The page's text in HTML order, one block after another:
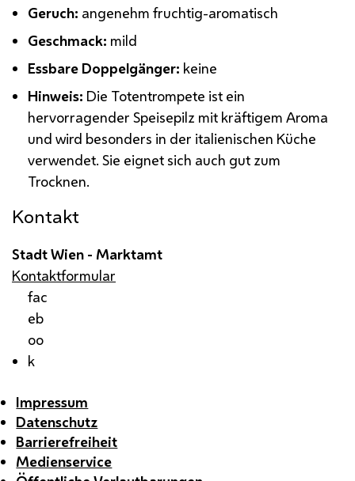
Geruch: angenehm fruchtig-aromatisch
Geschmack: mild
Essbare Doppelgänger: keine
Hinweis: Die Totentrompete ist ein
hervorragender Speisepilz mit kräftigem Aroma
und wird besonders in der italienischen Küche
verwendet. Sie eignet sich auch gut zum
Trocknen.
Kontakt
Stadt Wien - Marktamt
Kontaktformular
fac
eb
oo
k
Impressum
Datenschutz
Barrierefreiheit
Medienservice